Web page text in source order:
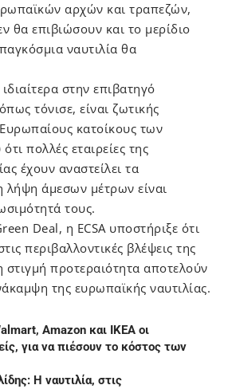
αρχών και τραπεζών,
θα επιβιώσουν και το μερίδιο
ναυτιλία θα
στην επιβατηγό
τόνισε, είναι ζωτικής
κατοίκους των
πολλές εταιρείες της
έχουν αναστείλει τα
λήψη άμεσων μέτρων είναι
τους.
Deal, η ECSA υποστήριξε ότι
περιβαλλοντικές βλέψεις της
προτεραιότητα αποτελούν
της ευρωπαϊκής ναυτιλίας.
Amazon και IKEA οι
για να πιέσουν το κόστος των
Η ναυτιλία, στις